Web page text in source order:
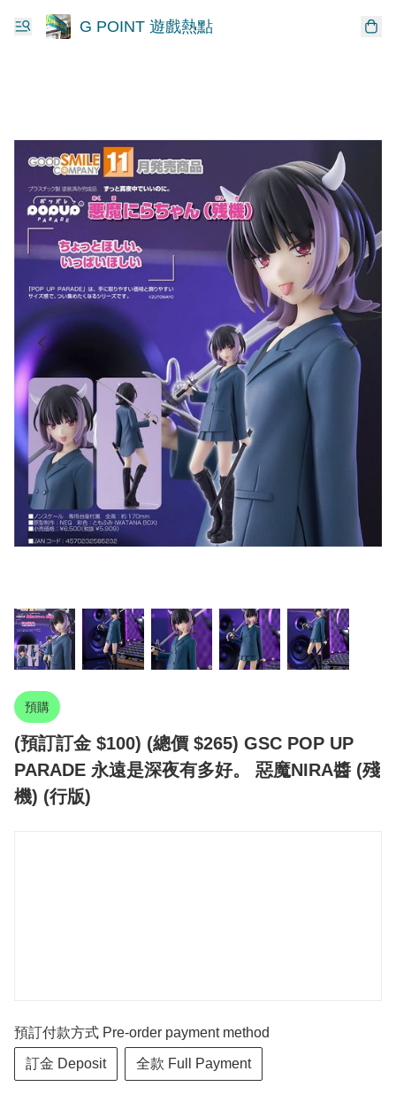
G POINT 遊戲熱點
預購
(預訂訂金 $100) (總價 $265) GSC POP UP
PARADE 永遠是深夜有多好。 惡魔NIRA醬 (殘
機) (行版)
預訂付款方式 Pre-order payment method
訂金 Deposit 全款 Full Payment